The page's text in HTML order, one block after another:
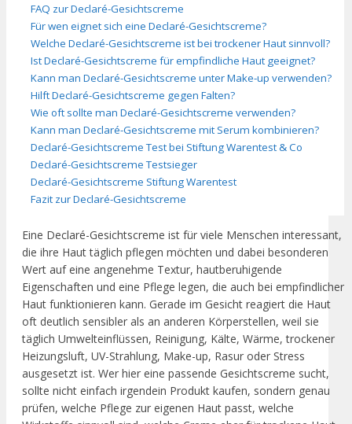
FAQ zur Declaré-Gesichtscreme
Für wen eignet sich eine Declaré-Gesichtscreme?
Welche Declaré-Gesichtscreme ist bei trockener Haut sinnvoll?
Ist Declaré-Gesichtscreme für empfindliche Haut geeignet?
Kann man Declaré-Gesichtscreme unter Make-up verwenden?
Hilft Declaré-Gesichtscreme gegen Falten?
Wie oft sollte man Declaré-Gesichtscreme verwenden?
Kann man Declaré-Gesichtscreme mit Serum kombinieren?
Declaré-Gesichtscreme Test bei Stiftung Warentest & Co
Declaré-Gesichtscreme Testsieger
Declaré-Gesichtscreme Stiftung Warentest
Fazit zur Declaré-Gesichtscreme
Eine Declaré-Gesichtscreme ist für viele Menschen interessant,
die ihre Haut täglich pflegen möchten und dabei besonderen
Wert auf eine angenehme Textur, hautberuhigende
Eigenschaften und eine Pflege legen, die auch bei empfindlicher
Haut funktionieren kann. Gerade im Gesicht reagiert die Haut
oft deutlich sensibler als an anderen Körperstellen, weil sie
täglich Umwelteinflüssen, Reinigung, Kälte, Wärme, trockener
Heizungsluft, UV-Strahlung, Make-up, Rasur oder Stress
ausgesetzt ist. Wer hier eine passende Gesichtscreme sucht,
sollte nicht einfach irgendein Produkt kaufen, sondern genau
prüfen, welche Pflege zur eigenen Haut passt, welche